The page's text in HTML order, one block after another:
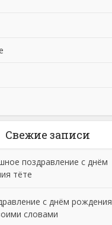
Свежие записи
поздравление с днём
тёте
с днём рождения
словами